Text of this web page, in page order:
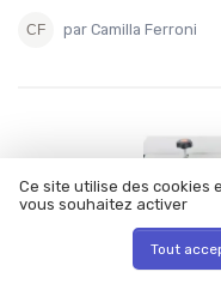
par Camilla Ferroni
Ce site utilise des cookies
vous souhaitez activer
Tout